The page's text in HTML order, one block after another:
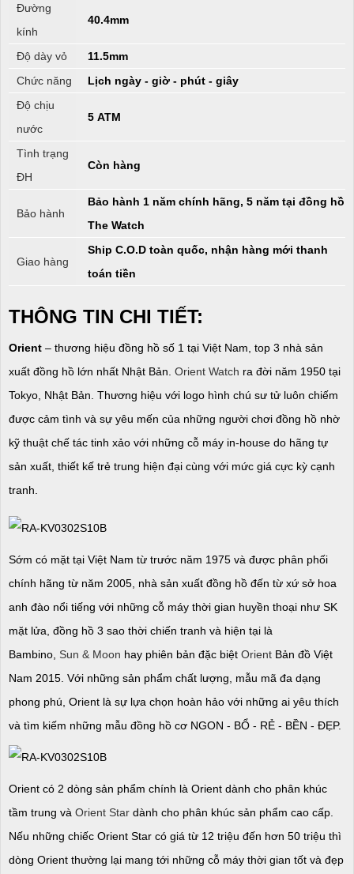
Đường
kính
40.4mm
Độ dày vỏ
11.5mm
Chức năng
Lịch ngày - giờ - phút - giây
Độ chịu
nước
5 ATM
Tình trạng
ĐH
Còn hàng
Bảo hành
Bảo hành 1 năm chính hãng, 5 năm tại đồng hồ
The Watch
Giao hàng
Ship C.O.D toàn quốc, nhận hàng mới thanh
toán tiền
THÔNG TIN CHI TIẾT:
Orient – thương hiệu đồng hồ số 1 tại Việt Nam, top 3 nhà sản
xuất đồng hồ lớn nhất Nhật Bản. Orient Watch ra đời năm 1950 tại
Tokyo, Nhật Bản. Thương hiệu với logo hình chú sư tử luôn chiếm
được cảm tình và sự yêu mến của những người chơi đồng hồ nhờ
kỹ thuật chế tác tinh xảo với những cỗ máy in-house do hãng tự
sản xuất, thiết kế trẻ trung hiện đại cùng với mức giá cực kỳ cạnh
tranh.
Sớm có mặt tại Việt Nam từ trước năm 1975 và được phân phối
chính hãng từ năm 2005, nhà sản xuất đồng hồ đến từ xứ sở hoa
anh đào nổi tiếng với những cỗ máy thời gian huyền thoại như SK
mặt lửa, đồng hồ 3 sao thời chiến tranh và hiện tại là
Bambino, Sun & Moon hay phiên bản đặc biệt Orient Bản đồ Việt
Nam 2015. Với những sản phẩm chất lượng, mẫu mã đa dạng
phong phú, Orient là sự lựa chọn hoàn hảo với những ai yêu thích
và tìm kiếm những mẫu đồng hồ cơ NGON - BỔ - RẺ - BỀN - ĐẸP.
Orient có 2 dòng sản phẩm chính là Orient dành cho phân khúc
tầm trung và Orient Star dành cho phân khúc sản phẩm cao cấp.
Nếu những chiếc Orient Star có giá từ 12 triệu đến hơn 50 triệu thì
dòng Orient thường lại mang tới những cỗ máy thời gian tốt và đẹp